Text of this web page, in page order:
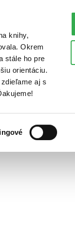
knihy,
Okrem
stále ho pre
orientáciu.
aj s